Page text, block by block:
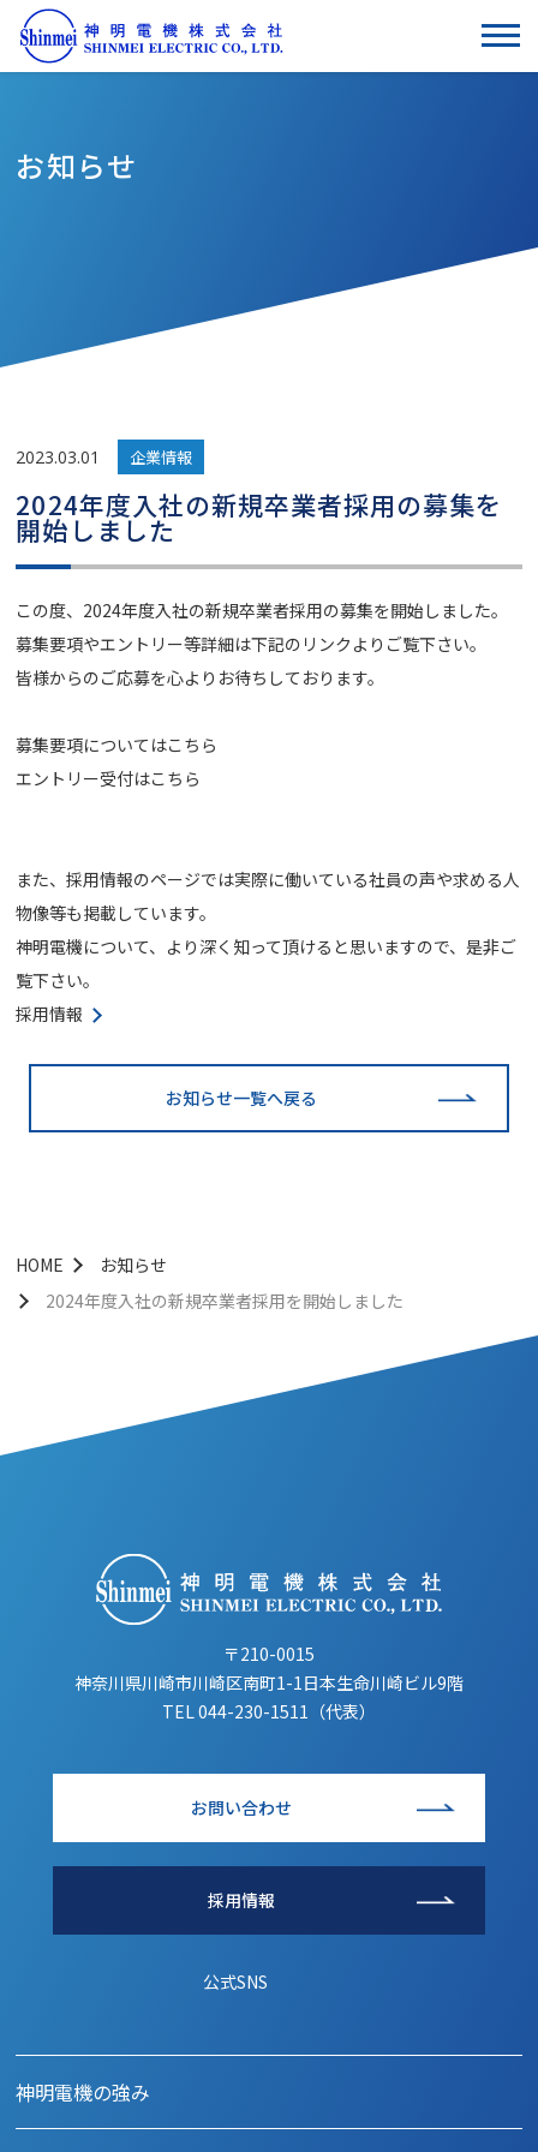
お知らせ
2023.03.01 企業情報
2024年度入社の新規卒業者採用の募集を
開始しました
この度、2024年度入社の新規卒業者採用の募集を開始しました。
募集要項やエントリー等詳細は下記のリンクよりご覧下さい。
皆様からのご応募を心よりお待ちしております。
募集要項についてはこちら
エントリー受付はこちら
また、採用情報のページでは実際に働いている社員の声や求める人
物像等も掲載しています。
神明電機について、より深く知って頂けると思いますので、是非ご
覧下さい。
採用情報
お知らせ一覧へ戻る
HOME
お知らせ
2024年度入社の新規卒業者採用を開始しました
〒210-0015
神奈川県川崎市川崎区南町1-1日本生命川崎ビル9階
TEL 044-230-1511（代表）
お問い合わせ
採用情報
公式SNS
神明電機の強み